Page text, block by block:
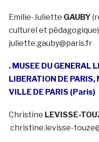
Emilie-Juliette GAUBY
culturel et
juliette.gauby@paris.fr
. MUSEE DU GENERAL
LIBERATION DE PARIS,
VILLE DE PARIS (Paris)
Christine LEVISSE-
christine.levisse-